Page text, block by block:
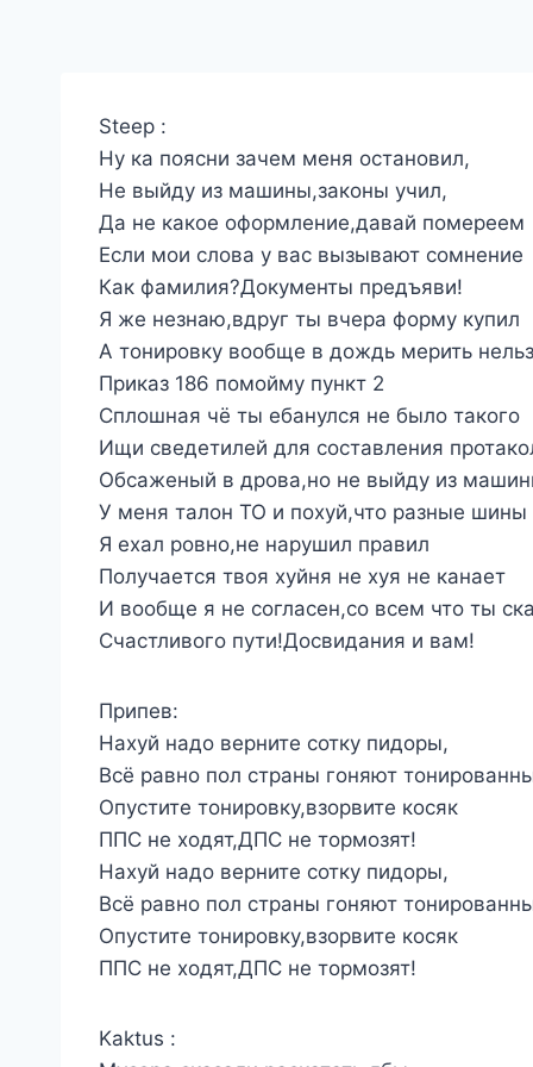
Steep :
Ну ка поясни зачем меня остановил,
Не выйду из машины,законы учил,
Да не какое оформление,давай помереем
Если мои слова у вас вызывают сомнение
Как фамилия?Документы предъяви!
Я же незнаю,вдруг ты вчера форму купил
А тонировку вообще в дождь мерить
Приказ 186 помойму пункт 2
Сплошная чё ты ебанулся не было такого
Ищи сведетилей для составления
Обсаженый в дрова,но не выйду из
У меня талон ТО и похуй,что разные шины
Я ехал ровно,не нарушил правил
Получается твоя хуйня не хуя не канает
И вообще я не согласен,со всем что ты
Счастливого пути!Досвидания и вам!
Припев:
Нахуй надо верните сотку пидоры,
Всё равно пол страны гоняют
Опустите тонировку,взорвите косяк
ППС не ходят,ДПС не тормозят!
Нахуй надо верните сотку пидоры,
Всё равно пол страны гоняют
Опустите тонировку,взорвите косяк
ППС не ходят,ДПС не тормозят!
Kaktus :